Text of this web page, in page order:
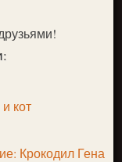
кот
Крокодил Гена